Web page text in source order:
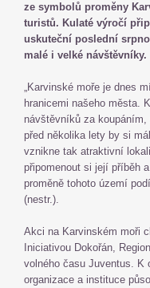
ze symbolů proměny
turistů. Kulaté výročí
uskuteční poslední
malé i velké návštěvníky.
„Karvinské moře je dnes
hranicemi našeho města.
návštěvníků za
před několika lety by si
vznikne tak atraktivní
připomenout si její příběh
proměně tohoto území
(nestr.).
Akci na Karvinském moři
Iniciativou Dokořán,
volného času Juventus. K
organizace a instituce